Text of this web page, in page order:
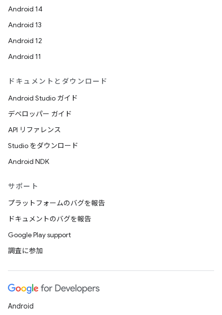
Android 14
Android 13
Android 12
Android 11
ドキュメントとダウンロード
Android Studio ガイド
デベロッパー ガイド
API リファレンス
Studio をダウンロード
Android NDK
サポート
プラットフォームのバグを報告
ドキュメントのバグを報告
Google Play support
調査に参加
Android